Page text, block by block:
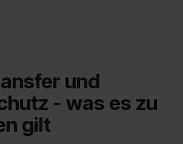
und
- was es zu
gilt